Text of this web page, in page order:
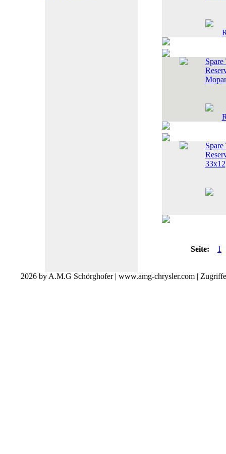
Seite: 1
2026 by A.M.G Schörghofer | www.amg-chrysler.com |